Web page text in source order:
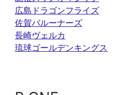
広島ドラゴンフライズ
佐賀バルーナーズ
長崎ヴェルカ
琉球ゴールデンキングス